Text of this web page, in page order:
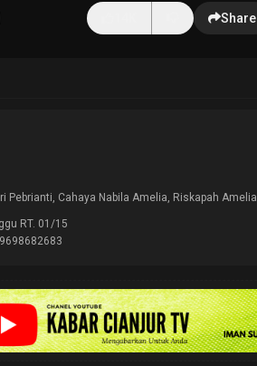
Share
Pebrianti, Cahaya Nabila Amelia, Riskapah Amelia
RT. 01/15